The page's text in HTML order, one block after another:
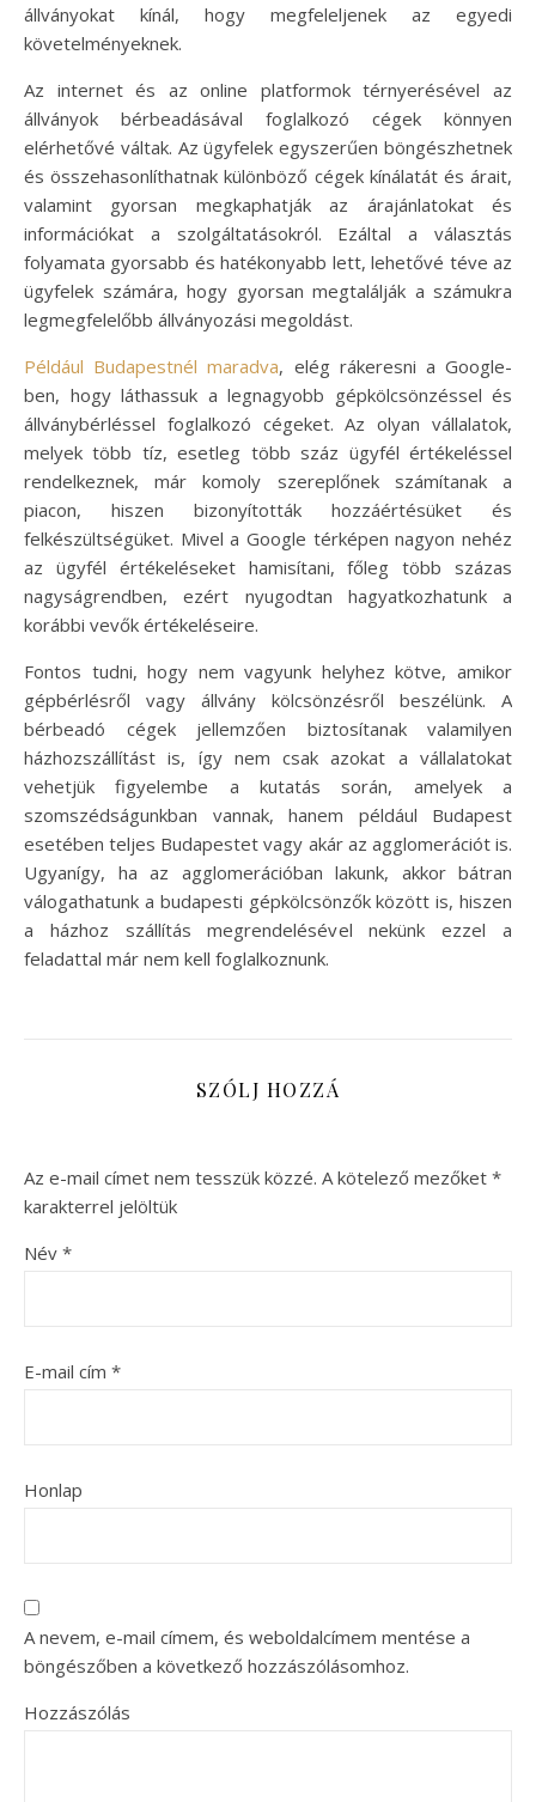
állványokat kínál, hogy megfeleljenek az egyedi
követelményeknek.
Az internet és az online platformok térnyerésével az
állványok bérbeadásával foglalkozó cégek könnyen
elérhetővé váltak. Az ügyfelek egyszerűen böngészhetnek
és összehasonlíthatnak különböző cégek kínálatát és árait,
valamint gyorsan megkaphatják az árajánlatokat és
információkat a szolgáltatásokról. Ezáltal a választás
folyamata gyorsabb és hatékonyabb lett, lehetővé téve az
ügyfelek számára, hogy gyorsan megtalálják a számukra
legmegfelelőbb állványozási megoldást.
Például Budapestnél maradva, elég rákeresni a Google-
ben, hogy láthassuk a legnagyobb gépkölcsönzéssel és
állványbérléssel foglalkozó cégeket. Az olyan vállalatok,
melyek több tíz, esetleg több száz ügyfél értékeléssel
rendelkeznek, már komoly szereplőnek számítanak a
piacon, hiszen bizonyították hozzáértésüket és
felkészültségüket. Mivel a Google térképen nagyon nehéz
az ügyfél értékeléseket hamisítani, főleg több százas
nagyságrendben, ezért nyugodtan hagyatkozhatunk a
korábbi vevők értékeléseire.
Fontos tudni, hogy nem vagyunk helyhez kötve, amikor
gépbérlésről vagy állvány kölcsönzésről beszélünk. A
bérbeadó cégek jellemzően biztosítanak valamilyen
házhozszállítást is, így nem csak azokat a vállalatokat
vehetjük figyelembe a kutatás során, amelyek a
szomszédságunkban vannak, hanem például Budapest
esetében teljes Budapestet vagy akár az agglomerációt is.
Ugyanígy, ha az agglomerációban lakunk, akkor bátran
válogathatunk a budapesti gépkölcsönzők között is, hiszen
a házhoz szállítás megrendelésével nekünk ezzel a
feladattal már nem kell foglalkoznunk.
SZÓLJ HOZZÁ
Az e-mail címet nem tesszük közzé. A kötelező mezőket *
karakterrel jelöltük
Név *
E-mail cím *
Honlap
A nevem, e-mail címem, és weboldalcímem mentése a
böngészőben a következő hozzászólásomhoz.
Hozzászólás